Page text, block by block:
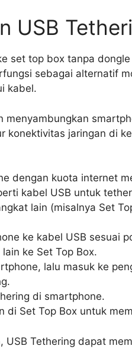
USB
set top box tanpa
sebagai alternatif
kabel.
menyambungkan
konektivitas jaringan di
dengan kuota internet
kabel USB untuk
lain (misalnya Set
ke kabel USB sesuai
ke Set Top Box.
lalu masuk ke
di smartphone.
di Set Top Box untuk
USB Tethering dapat